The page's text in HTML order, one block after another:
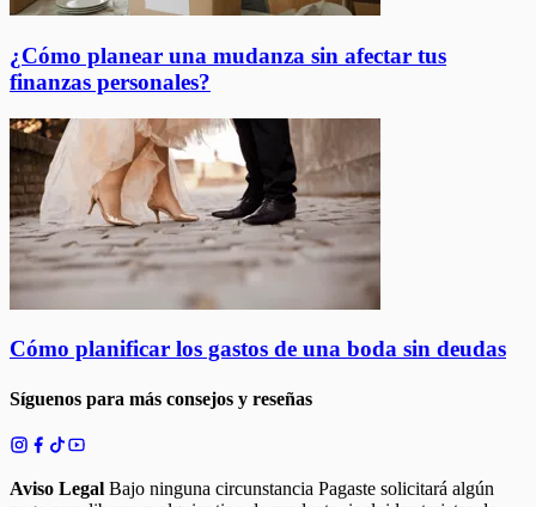
¿Cómo planear una mudanza sin afectar tus
finanzas personales?
Cómo planificar los gastos de una boda sin deudas
Síguenos para más consejos y reseñas
Aviso Legal Bajo ninguna circunstancia Pagaste solicitará algún